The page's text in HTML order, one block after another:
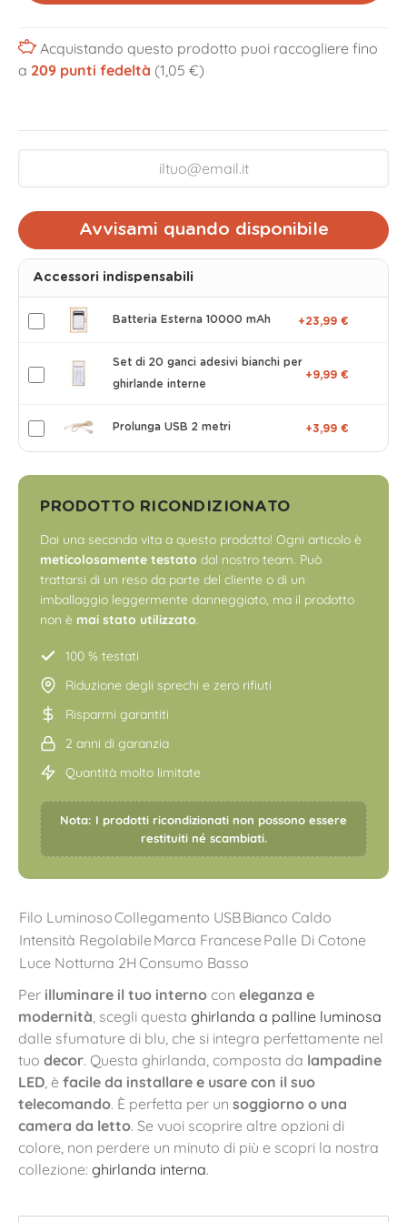
Acquistando questo prodotto puoi raccogliere fino
a 209 punti fedeltà (1,05 €)
Avvisami quando disponibile
Accessori indispensabili
Batteria Esterna 10000 mAh +23,99 €
Set di 20 ganci adesivi bianchi per
ghirlande interne
+9,99 €
Prolunga USB 2 metri +3,99 €
PRODOTTO RICONDIZIONATO
Dai una seconda vita a questo prodotto! Ogni articolo è
meticolosamente testato dal nostro team. Può
trattarsi di un reso da parte del cliente o di un
imballaggio leggermente danneggiato, ma il prodotto
non è mai stato utilizzato.
100 % testati
Riduzione degli sprechi e zero rifiuti
Risparmi garantiti
2 anni di garanzia
Quantità molto limitate
Nota: I prodotti ricondizionati non possono essere
restituiti né scambiati.
Filo LuminosoCollegamento USBBianco Caldo
Intensità Regolabile Marca Francese Palle Di Cotone
Luce Notturna 2H Consumo Basso
Per illuminare il tuo interno con eleganza e
modernità , scegli questa ghirlanda a palline luminosa
dalle sfumature di blu, che si integra perfettamente nel
tuo decor. Questa ghirlanda, composta da lampadine
LED , è facile da installare e usare con il suo
telecomando. È perfetta per un soggiorno o una
camera da letto. Se vuoi scoprire altre opzioni di
colore, non perdere un minuto di più e scopri la nostra
collezione: ghirlanda interna.